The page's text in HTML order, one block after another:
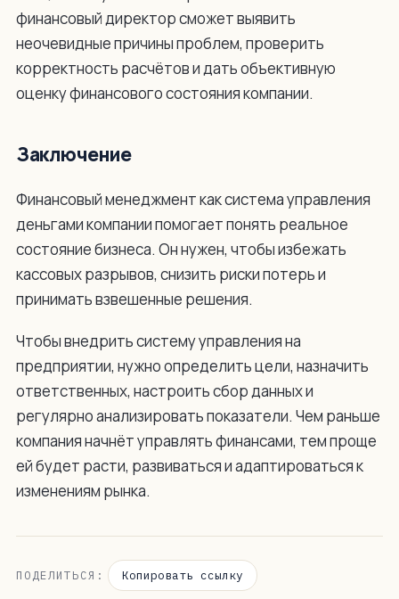
финансовый директор сможет выявить
неочевидные причины проблем, проверить
корректность расчётов и дать объективную
оценку финансового состояния компании.
Заключение
Финансовый менеджмент как система управления
деньгами компании помогает понять реальное
состояние бизнеса. Он нужен, чтобы избежать
кассовых разрывов, снизить риски потерь и
принимать взвешенные решения.
Чтобы внедрить систему управления на
предприятии, нужно определить цели, назначить
ответственных, настроить сбор данных и
регулярно анализировать показатели. Чем раньше
компания начнёт управлять финансами, тем проще
ей будет расти, развиваться и адаптироваться к
изменениям рынка.
ПОДЕЛИТЬСЯ: Копировать ссылку